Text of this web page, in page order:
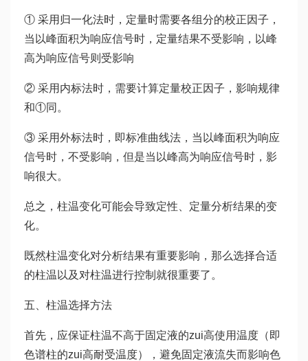
① 采用归一化法时，定量时需要各组分的校正因子，
当以峰面积为响应信号时，定量结果不受影响，以峰
高为响应信号则受影响
② 采用内标法时，需要计算定量校正因子，影响规律
和①同。
③ 采用外标法时，即标准曲线法，当以峰面积为响应
信号时，不受影响，但是当以峰高为响应信号时，影
响很大。
总之，柱温变化可能会导致定性、定量分析结果的变
化。
既然柱温变化对分析结果有重要影响，那么选择合适
的柱温以及对柱温进行控制就很重要了。
五、柱温选择方法
首先，应保证柱温不高于固定液的zui高使用温度（即
色谱柱的zui高耐受温度），避免固定液流失而影响色